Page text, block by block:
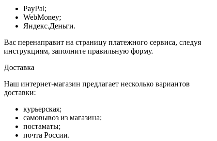
PayPal;
WebMoney;
Яндекс.Деньги.
Вас перенаправит на страницу платежного сервиса, следуя
инструкциям, заполните правильную форму.
Доставка
Наш интернет-магазин предлагает несколько вариантов
доставки:
курьерская;
самовывоз из магазина;
постаматы;
почта России.